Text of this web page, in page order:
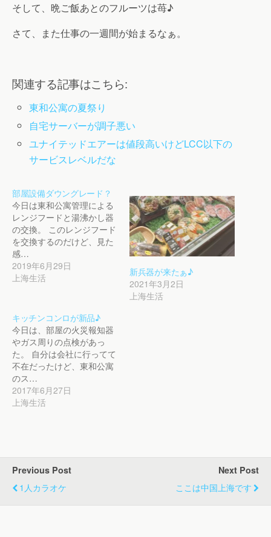
そして、晩ご飯あとのフルーツは苺♪
さて、また仕事の一週間が始まるなぁ。
関連する記事はこちら:
東和公寓の夏祭り
自宅サーバーが調子悪い
ユナイテッドエアーは値段高いけどLCC以下の
サービスレベルだな
部屋設備ダウングレード？
今日は東和公寓管理による
レンジフードと湯沸かし器
の交換。 このレンジフード
を交換するのだけど、見た
感…
2019年6月29日
上海生活
新兵器が来たぁ♪
2021年3月2日
上海生活
キッチンコンロが新品♪
今日は、部屋の火災報知器
やガス周りの点検があっ
た。 自分は会社に行ってて
不在だったけど、東和公寓
のス…
2017年6月27日
上海生活
Previous Post
1人カラオケ
Next Post
ここは中国上海です